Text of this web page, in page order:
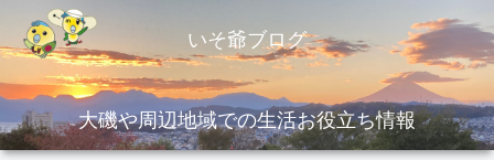
いそ爺ブログ
大磯や周辺地域での生活お役立ち情報